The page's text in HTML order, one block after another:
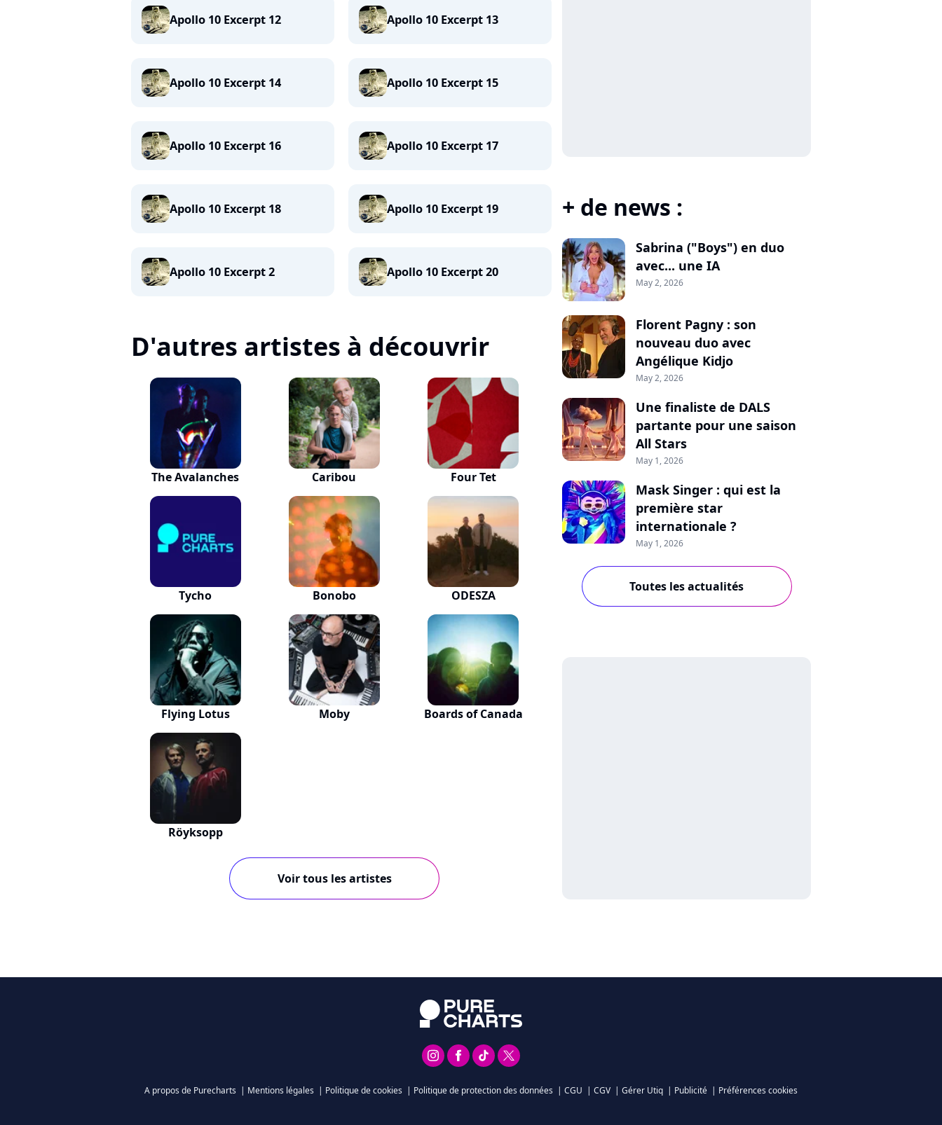
Apollo 10 Excerpt 12 Apollo 10 Excerpt 13
Apollo 10 Excerpt 14 Apollo 10 Excerpt 15
Apollo 10 Excerpt 16 Apollo 10 Excerpt 17
Apollo 10 Excerpt 18 Apollo 10 Excerpt 19
Apollo 10 Excerpt 2 Apollo 10 Excerpt 20
D'autres artistes à découvrir
The Avalanches Caribou Four Tet
Tycho Bonobo ODESZA
Flying Lotus Moby Boards of Canada
Röyksopp
Voir tous les artistes
+ de news :
Sabrina ("Boys") en duo
avec... une IA
May 2, 2026
Florent Pagny : son
nouveau duo avec
Angélique Kidjo
May 2, 2026
Une finaliste de DALS
partante pour une saison
All Stars
May 1, 2026
Mask Singer : qui est la
première star
internationale ?
May 1, 2026
Toutes les actualités
A propos de Purecharts | Mentions légales | Politique de cookies | Politique de protection des données | CGU | CGV | Gérer Utiq | Publicité | Préférences cookies